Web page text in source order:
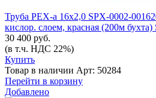
Труба PEX-а 16х2,0 SPX-0002-
кислор. слоем, красная (200м
30 400 руб.
(в т.ч. НДС 22%)
Купить
Товар в наличии Арт: 50284
Перейти в корзину
Добавлено